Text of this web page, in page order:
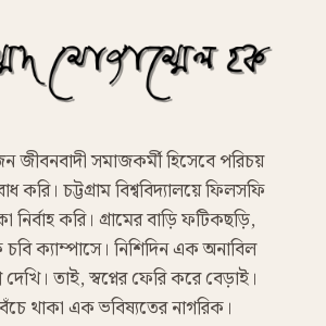
সমাজকর্মী হিসেবে পরিচয়
করি। চট্টগ্রাম বিশ্ববিদ্যালয়ে ফিলসফি
নির্বাহ করি। গ্রামের বাড়ি ফটিকছড়ি,
চবি ক্যাম্পাসে। নিশিদিন এক অনাবিল
দেখি। তাই, স্বপ্নের ফেরি করে বেড়াই।
থাকা এক ভবিষ্যতের নাগরিক।